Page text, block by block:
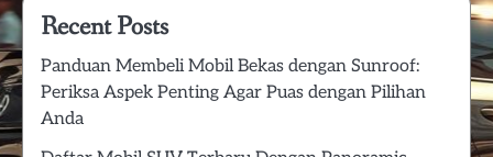
Recent Posts
Panduan Membeli Mobil Bekas dengan Sunroof:
Periksa Aspek Penting Agar Puas dengan Pilihan
Anda